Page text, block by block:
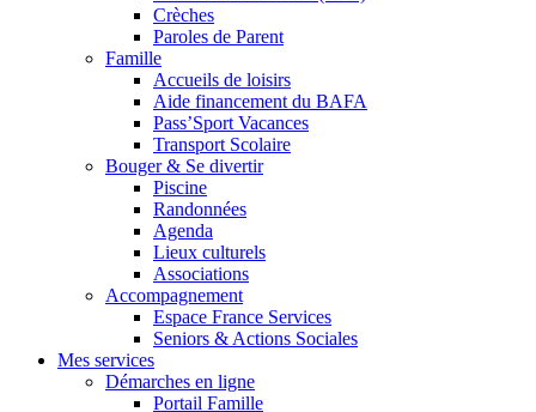
Crèches
Paroles de Parent
Famille
Accueils de loisirs
Aide financement du BAFA
Pass’Sport Vacances
Transport Scolaire
Bouger & Se divertir
Piscine
Randonnées
Agenda
Lieux culturels
Associations
Accompagnement
Espace France Services
Seniors & Actions Sociales
Mes services
Démarches en ligne
Portail Famille